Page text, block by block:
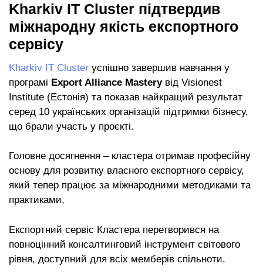
Kharkiv IT Cluster підтвердив
міжнародну якість експортного
сервісу
Kharkiv IT Cluster успішно завершив навчання у
програмі Export Alliance Masteryвід Visionest
Institute (Естонія) та показав найкращий результат
серед 10 українських організацій підтримки бізнесу,
що брали участь у проєкті.
Головне досягнення – кластера отримав професійну
основу для розвитку власного експортного сервісу,
який тепер працює за міжнародними методиками та
практиками,
Експортний сервіс Кластера перетворився на
повноцінний консалтинговий інструмент світового
рівня, доступний для всіх мемберів спільноти.